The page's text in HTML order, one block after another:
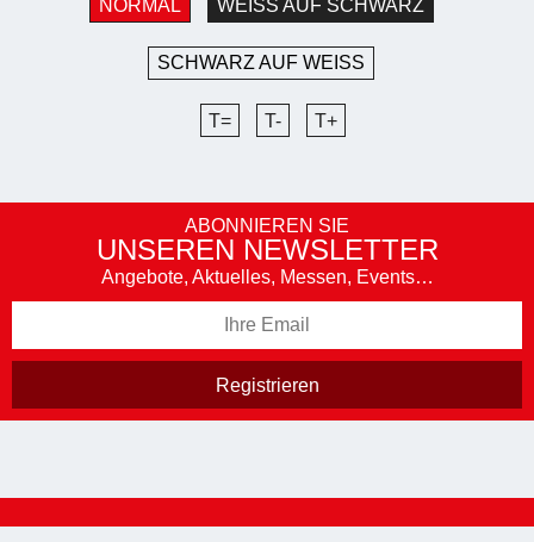
NORMAL WEISS AUF SCHWARZ
SCHWARZ AUF WEISS
T= T- T+
ABONNIEREN SIE
UNSEREN NEWSLETTER
Angebote, Aktuelles, Messen, Events…